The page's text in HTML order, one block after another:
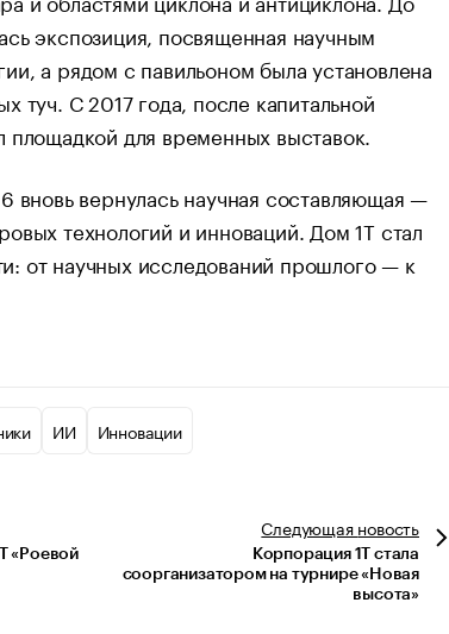
экспозиция, посвященная научным
а рядом с павильоном была установлена
туч. С 2017 года, после капитальной
площадкой для временных выставок.
вновь вернулась научная составляющая —
технологий и инноваций. Дом 1Т стал
от научных исследований прошлого — к
ИИ Инновации
«Роевой
Следующаяновость
Корпорация 1Т стала
соорганизатором на турнире «Новая
высота»